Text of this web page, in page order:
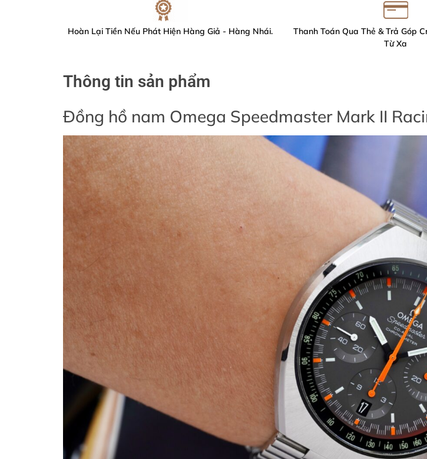
Hoàn Lại Tiền Nếu Phát Hiện Hàng Giả - Hàng Nhái.
Thanh Toán Qua Thẻ & Trả Góp
Từ Xa
Thông tin sản phẩm
Đồng hồ nam Omega Speedmaster Mark II